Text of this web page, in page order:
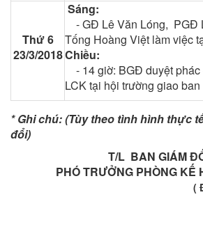
Thứ 6
23/3/2018
Sáng:
- GĐ Lê Văn Lóng, PGĐ
Tống Hoàng Việt làm việc
Chiều:
- 14 giờ: BGĐ duyệt
LCK tại hội trường giao ban
* Ghi chú: (Tùy theo tình hình thực
đổi)
T/L BAN GIÁM
PHÓ TRƯỞNG PHÒNG KẾ